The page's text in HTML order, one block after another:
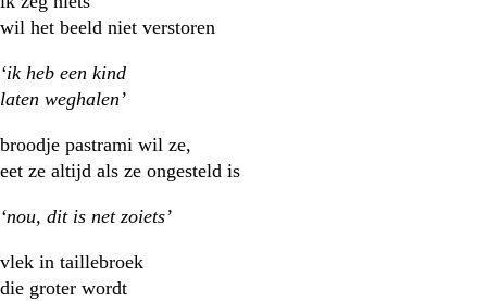
wil het beeld niet verstoren
‘ik heb een kind
laten weghalen’
broodje pastrami wil ze,
eet ze altijd als ze ongesteld is
‘nou, dit is net zoiets’
vlek in taillebroek
die groter wordt